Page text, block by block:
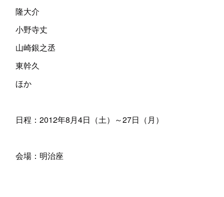
隆大介
小野寺丈
山崎銀之丞
東幹久
ほか
日程：2012年8月4日（土）～27日（月）
会場：明治座